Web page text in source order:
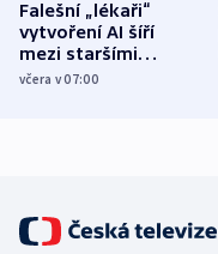
Falešní „lékaři“
vytvoření AI šíří
mezi staršími
Poláky nebezpečné
včera v 07:00